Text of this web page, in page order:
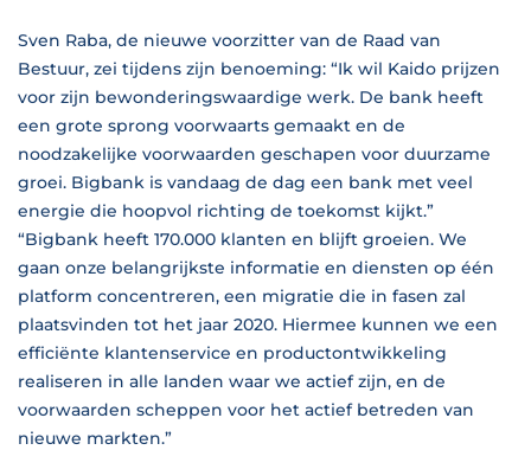
Sven Raba, de nieuwe voorzitter van de Raad van
Bestuur, zei tijdens zijn benoeming: “Ik wil Kaido prijzen
voor zijn bewonderingswaardige werk. De bank heeft
een grote sprong voorwaarts gemaakt en de
noodzakelijke voorwaarden geschapen voor duurzame
groei. Bigbank is vandaag de dag een bank met veel
energie die hoopvol richting de toekomst kijkt.”
“Bigbank heeft 170.000 klanten en blijft groeien. We
gaan onze belangrijkste informatie en diensten op één
platform concentreren, een migratie die in fasen zal
plaatsvinden tot het jaar 2020. Hiermee kunnen we een
efficiënte klantenservice en productontwikkeling
realiseren in alle landen waar we actief zijn, en de
voorwaarden scheppen voor het actief betreden van
nieuwe markten.”